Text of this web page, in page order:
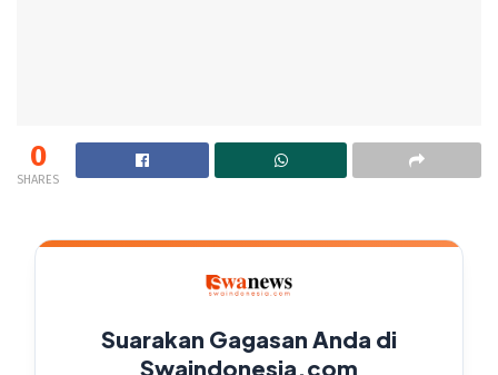
0
SHARES
Suarakan Gagasan Anda di
Swaindonesia.com